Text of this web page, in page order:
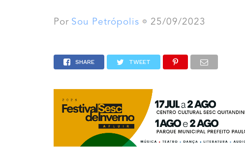
Por Sou Petrópolis 25/09/2023
SHARE TWEET